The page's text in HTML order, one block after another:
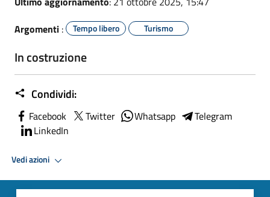
Argomenti : Tempo libero Turismo
In costruzione
Condividi:
Facebook Twitter Whatsapp
Telegram
LinkedIn
Vedi azioni